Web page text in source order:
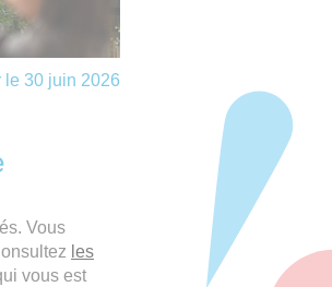
le 30 juin 2026
Vous
les
vous est